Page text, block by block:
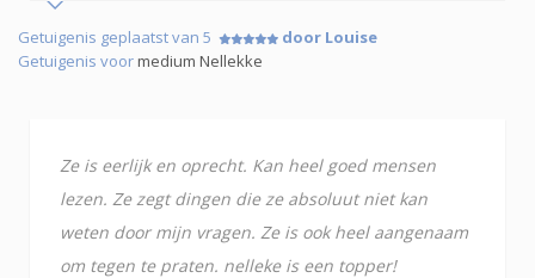
Getuigenis geplaatst van 5
door Louise
Getuigenis voormedium Nellekke
Ze is eerlijk en oprecht. Kan heel goed mensen
lezen. Ze zegt dingen die ze absoluut niet kan
weten door mijn vragen. Ze is ook heel aangenaam
om tegen te praten. nelleke is een topper!